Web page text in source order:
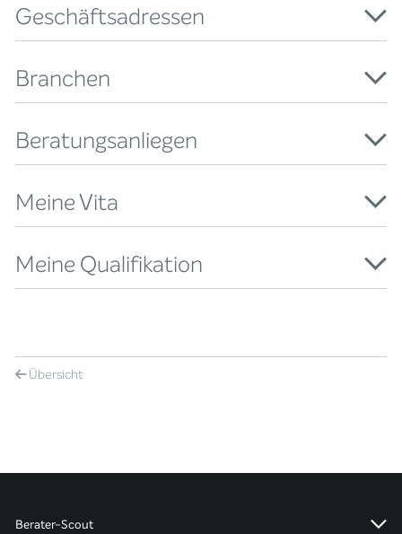
Geschäftsadressen
Branchen
Beratungsanliegen
Meine Vita
Meine Qualifikation
Übersicht
Berater-Scout